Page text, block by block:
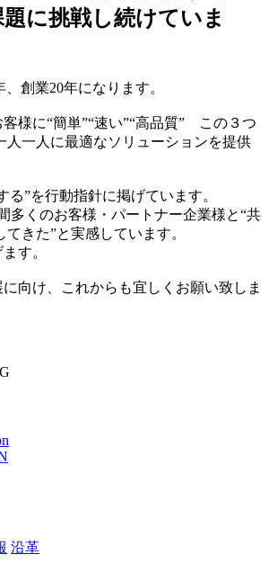
に挑戦し続けていま
創業20年になります。
様に“簡単”“速い”“高品質” この３つ
人一人に最適なソリューションを提供
る”を行動指針に掲げています。
多くのお客様・パートナー企業様と“共
きた”と実感しています。
す。
向け、これからも宜しくお願い致しま
沿革